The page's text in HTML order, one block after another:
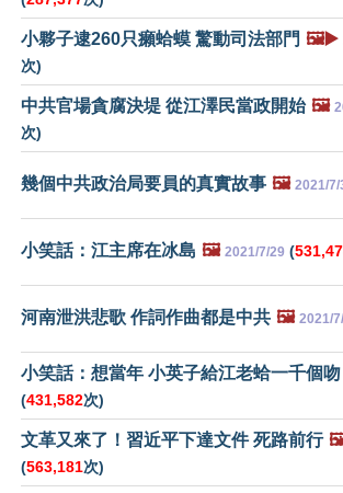
小夥子逮260只癩蛤蟆 驚動司法部門 🖼️▶️
次)
中共官場貪腐決堤 從江澤民當政開始 🖼️
次)
幾個中共政治局要員的真實故事 🖼️ 2021/7/
小笑話：江主席在冰島 🖼️ 2021/7/29 (
河南泄洪悲歌 作詞作曲都是中共 🖼️ 2021/
小笑話：想當年 小英子給江老蛤一千個吻
(431,582次)
文革又來了！習近平下達文件 死路前行
(563,181次)